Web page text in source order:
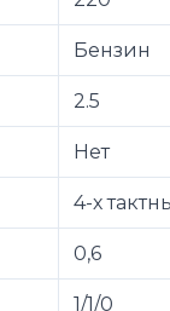
Бензин
2.5
Нет
4-х
0,6
1/1/0